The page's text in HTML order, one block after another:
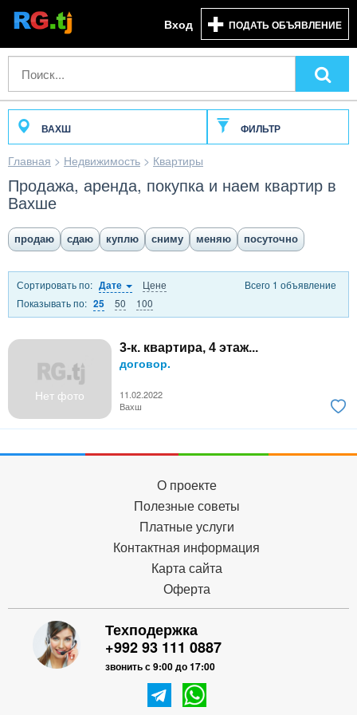
Вход ПОДАТЬ ОБЪЯВЛЕНИЕ
ВАХШ ФИЛЬТР
Главная > Недвижимость > Квартиры
Продажа, аренда, покупка и наем квартир в
Вахше
продаю сдаю куплю сниму меняю посуточно
Сортировать по: Дате
Цене
Показывать по: 25 50 100
Всего 1 объявление
Нет фото
3-к. квартира, 4 этаж...
договор.
11.02.2022
Вахш
О проекте
Полезные советы
Платные услуги
Контактная информация
Карта сайта
Оферта
Техподержка
+992 93 111 0887
звонить с 9:00 до 17:00